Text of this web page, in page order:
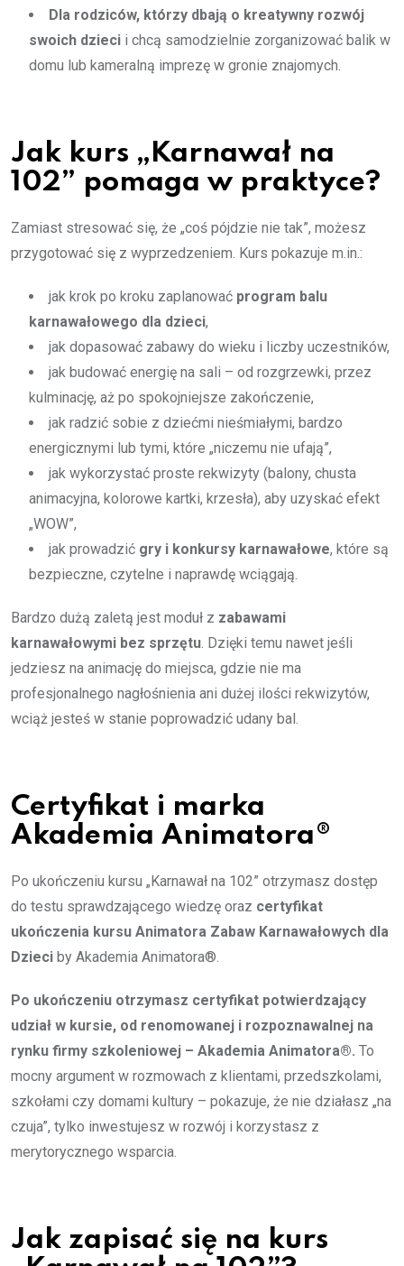
Dla rodziców, którzy dbają o kreatywny rozwój
swoich dzieci i chcą samodzielnie zorganizować balik w
domu lub kameralną imprezę w gronie znajomych.
Jak kurs „Karnawał na
102” pomaga w praktyce?
Zamiast stresować się, że „coś pójdzie nie tak”, możesz
przygotować się z wyprzedzeniem. Kurs pokazuje m.in.:
jak krok po kroku zaplanować program balu
karnawałowego dla dzieci,
jak dopasować zabawy do wieku i liczby uczestników,
jak budować energię na sali – od rozgrzewki, przez
kulminację, aż po spokojniejsze zakończenie,
jak radzić sobie z dziećmi nieśmiałymi, bardzo
energicznymi lub tymi, które „niczemu nie ufają”,
jak wykorzystać proste rekwizyty (balony, chusta
animacyjna, kolorowe kartki, krzesła), aby uzyskać efekt
„WOW”,
jak prowadzić gry i konkursy karnawałowe, które są
bezpieczne, czytelne i naprawdę wciągają.
Bardzo dużą zaletą jest moduł z zabawami
karnawałowymi bez sprzętu. Dzięki temu nawet jeśli
jedziesz na animację do miejsca, gdzie nie ma
profesjonalnego nagłośnienia ani dużej ilości rekwizytów,
wciąż jesteś w stanie poprowadzić udany bal.
Certyfikat i marka
Akademia Animatora®
Po ukończeniu kursu „Karnawał na 102” otrzymasz dostęp
do testu sprawdzającego wiedzę oraz certyfikat
ukończenia kursu Animatora Zabaw Karnawałowych dla
Dzieci by Akademia Animatora®.
Po ukończeniu otrzymasz certyfikat potwierdzający
udział w kursie, od renomowanej i rozpoznawalnej na
rynku firmy szkoleniowej – Akademia Animatora®. To
mocny argument w rozmowach z klientami, przedszkolami,
szkołami czy domami kultury – pokazuje, że nie działasz „na
czuja”, tylko inwestujesz w rozwój i korzystasz z
merytorycznego wsparcia.
Jak zapisać się na kurs